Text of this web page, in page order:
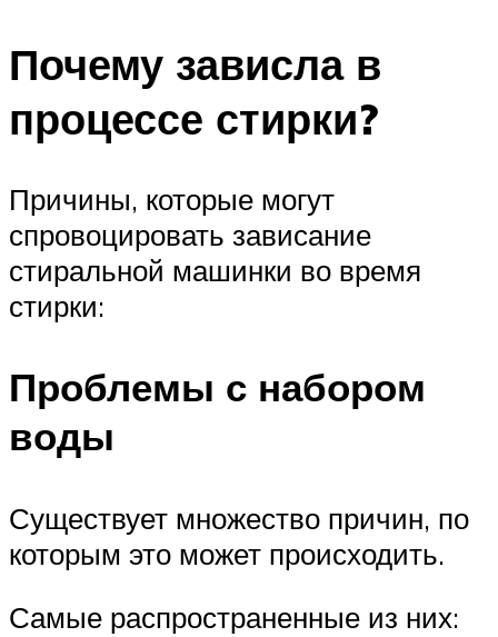
Почему зависла в
процессе стирки?
Причины, которые могут
спровоцировать зависание
стиральной машинки во время
стирки:
Проблемы с набором
воды
Существует множество причин, по
которым это может происходить.
Самые распространенные из них: